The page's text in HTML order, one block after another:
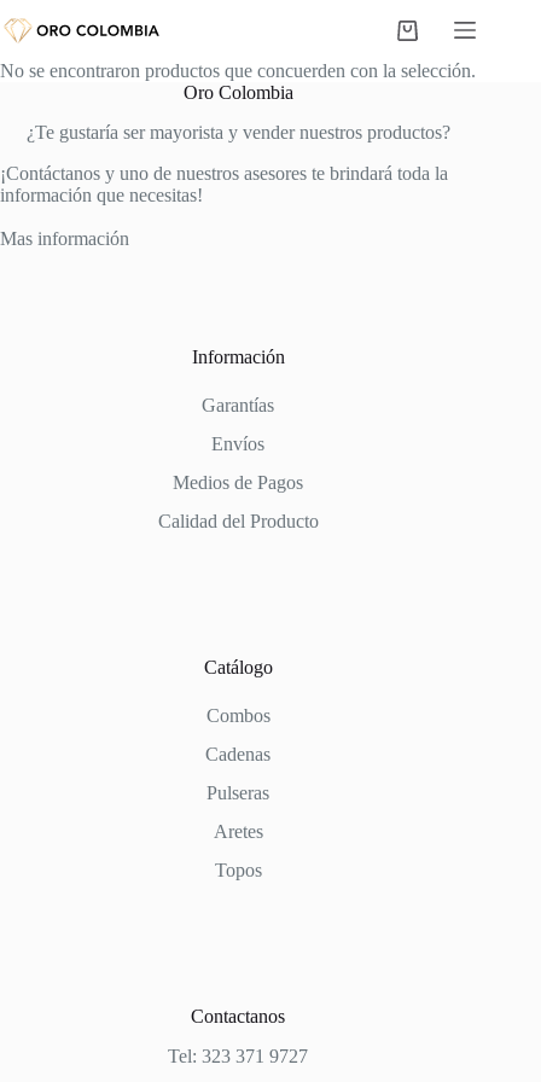
al
Carro
compra
No se encontraron productos que concuerden con la selección.
Oro Colombia
¿Te gustaría ser mayorista y vender nuestros productos?
¡Contáctanos y uno de nuestros asesores te brindará toda la
información que necesitas!
Mas información
Información
Garantías
Envíos
Medios de Pagos
Calidad del Producto
Catálogo
Combos
Cadenas
Pulseras
Aretes
Topos
Contactanos
Tel: 323 371 9727